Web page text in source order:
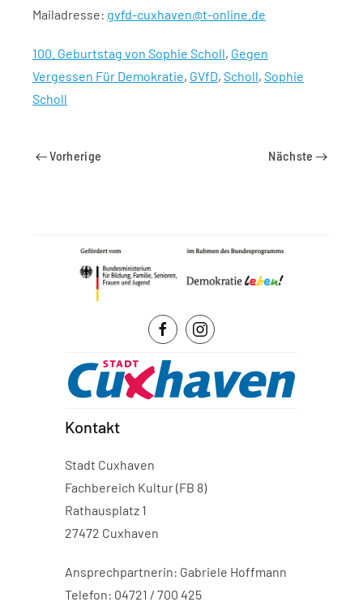
Mailadresse: gvfd-cuxhaven@t-online.de
100. Geburtstag von Sophie Scholl, Gegen
Vergessen Für Demokratie, GVfD, Scholl, Sophie
Scholl
Vorherige Nächste
Kontakt
Stadt Cuxhaven
Fachbereich Kultur (FB 8)
Rathausplatz 1
27472 Cuxhaven
Ansprechpartnerin: Gabriele Hoffmann
Telefon: 04721 / 700 425